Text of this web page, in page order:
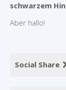
schwarzem
Aber hallo!
Social Share